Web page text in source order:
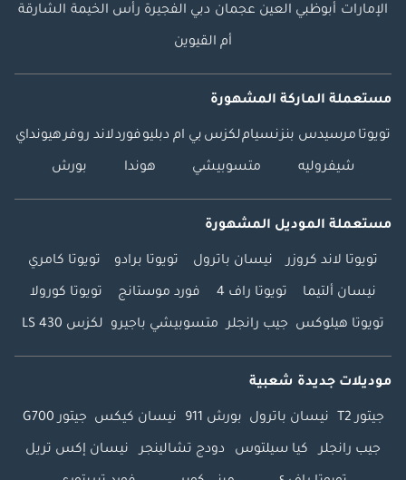
الإمارات أبوظبي العين عجمان دبي الفجيرة رأس الخيمة الشارقة
أم القيوين
مستعملة الماركة المشهورة
تويوتا مرسيدس بنزنسياملكزس بي ام دبليوفوردلاند روفرهيونداي
شيفروليه متسوبيشي هوندا بورش
مستعملة الموديل المشهورة
تويوتا لاند كروزر نيسان باترول تويوتا برادو تويوتا كامري
نيسان ألتيما تويوتا راف 4 فورد موستانج تويوتا كورولا
تويوتا هيلوكس جيب رانجلر متسوبيشي باجيرو لكزس LS 430
موديلات جديدة شعبية
جيتور T2 نيسان باترول بورش 911 نيسان كيكس جيتور G700
جيب رانجلر كيا سيلتوس دودج تشالينجر نيسان إكس تريل